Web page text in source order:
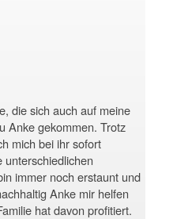
die sich auch auf meine
Anke gekommen. Trotz
mich bei ihr sofort
immer noch erstaunt und
Anke mir helfen
hat davon profitiert.